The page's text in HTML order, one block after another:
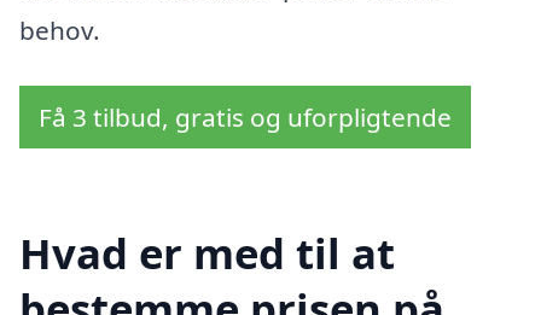
behov.
Få 3 tilbud, gratis og uforpligtende
Hvad er med til at